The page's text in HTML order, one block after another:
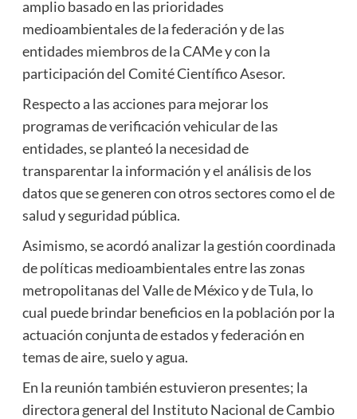
amplio basado en las prioridades
medioambientales de la federación y de las
entidades miembros de la CAMe y con la
participación del Comité Científico Asesor.
Respecto a las acciones para mejorar los
programas de verificación vehicular de las
entidades, se planteó la necesidad de
transparentar la información y el análisis de los
datos que se generen con otros sectores como el de
salud y seguridad pública.
Asimismo, se acordó analizar la gestión coordinada
de políticas medioambientales entre las zonas
metropolitanas del Valle de México y de Tula, lo
cual puede brindar beneficios en la población por la
actuación conjunta de estados y federación en
temas de aire, suelo y agua.
En la reunión también estuvieron presentes; la
directora general del Instituto Nacional de Cambio